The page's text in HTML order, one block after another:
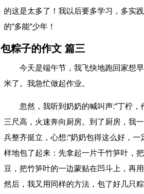
的这是太多了！我以后要多学习，多实
的“多能“少年！
包粽子的作文 篇三
今天是端午节，我飞快地跑回家想
米了。我急忙做起作业。
忽然，我听到奶奶的喊叫声:“丁柠
三尺高，火速奔向厨房。到了厨房，我
兵整齐挺立，心想:“奶奶包得这么好，
样地包了起来：先拿起一片干竹笋叶，
豆，把竹笋叶的一边蒙贴在凹斗上，再
然后，我又用同样的方法，包了好几只